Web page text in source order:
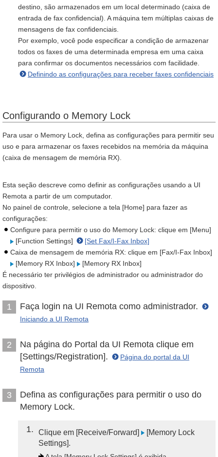
destino, são armazenados em um local determinado (caixa de
entrada de fax confidencial). A máquina tem múltiplas caixas de
mensagens de fax confidenciais.
Por exemplo, você pode especificar a condição de armazenar
todos os faxes de uma determinada empresa em uma caixa
para confirmar os documentos necessários com facilidade.
Definindo as configurações para receber faxes confidenciais
Configurando o Memory Lock
Para usar o Memory Lock, defina as configurações para permitir seu
uso e para armazenar os faxes recebidos na memória da máquina
(caixa de mensagem de memória RX).
Esta seção descreve como definir as configurações usando a UI
Remota a partir de um computador.
No painel de controle, selecione a tela [Home] para fazer as
configurações:
Configure para permitir o uso do Memory Lock: clique em [Menu]
[Function Settings]
[Set Fax/I-Fax Inbox]
Caixa de mensagem de memória RX: clique em [Fax/I-Fax Inbox]
[Memory RX Inbox]
[Memory RX Inbox]
É necessário ter privilégios de administrador ou administrador do
dispositivo.
1 Faça login na UI Remota como administrador.
Iniciando a UI Remota
2
Na página do Portal da UI Remota clique em
[Settings/Registration].
Página do portal da UI
Remota
3
Defina as configurações para permitir o uso do
Memory Lock.
1 Clique em [Receive/Forward]
[Memory Lock
Settings].